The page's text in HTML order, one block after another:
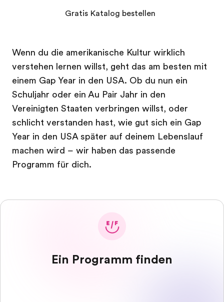
Wenn du die amerikanische Kultur wirklich
verstehen lernen willst, geht das am besten mit
einem Gap Year in den USA. Ob du nun ein
Schuljahr oder ein Au Pair Jahr in den
Vereinigten Staaten verbringen willst, oder
schlicht verstanden hast, wie gut sich ein Gap
Year in den USA später auf deinem Lebenslauf
machen wird – wir haben das passende
Programm für dich.
Gratis Katalog bestellen
Ein Programm finden